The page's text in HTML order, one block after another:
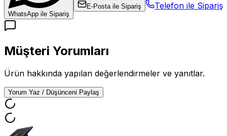
WhatsApp ile Sipariş
E-Posta ile Sipariş Telefon ile Sipariş
Müşteri Yorumları
Ürün hakkında yapılan değerlendirmeler ve yanıtlar.
Yorum Yaz / Düşünceni Paylaş